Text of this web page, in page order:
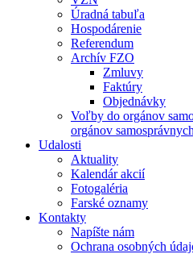
Úradná tabuľa
Hospodárenie
Referendum
Archív FZO
Zmluvy
Faktúry
Objednávky
Voľby do orgánov
orgánov
Udalosti
Aktuality
Kalendár akcií
Fotogaléria
Farské oznamy
Kontakty
Napíšte nám
Ochrana osobných